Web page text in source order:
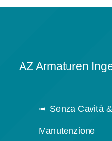
AZ Armaturen
Senza Cavità
Manutenzione